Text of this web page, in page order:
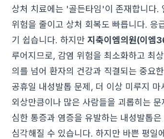
상처 치료에는 '골든타임'이 존재합니다.
위험을 줄이고 상처 회복도 빠릅니다. 응
기 쉽습니다. 하지만 지축이엠의원(이엠
루어지므로, 감염 위험을 최소화하고 최
의를 넘어 환자의 건강과 직결되는 중요
공휴일 내성발톱 문제, 더 이상 미루지 마
외상만큼이나 많은 사람들을 괴롭히는
심한 통증과 염증을 유발하는 내성발톱
심각해질 수 있습니다. 하지만 바쁜 평일